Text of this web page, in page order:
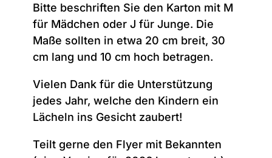
Bitte beschriften Sie den Karton mit M
für Mädchen oder J für Junge. Die
Maße sollten in etwa 20 cm breit, 30
cm lang und 10 cm hoch betragen.
Vielen Dank für die Unterstützung
jedes Jahr, welche den Kindern ein
Lächeln ins Gesicht zaubert!
Teilt gerne den Flyer mit Bekannten